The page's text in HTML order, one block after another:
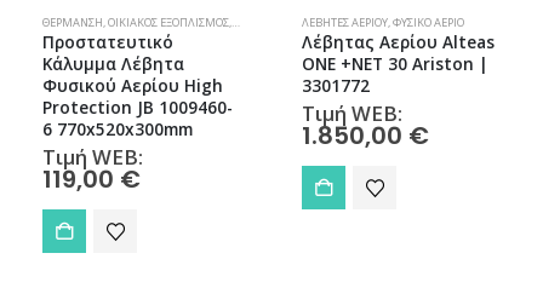
ΘΈΡΜΑΝΣΗ,ΟΙΚΙΑΚΌΣ ΕΞΟΠΛΙΣΜΌΣ, ΠΡΟΣΤΑΤΕΥΤΙΚΆ ΜΟΝΆΔΩΝ,ΣΠΊΤΙ,ΣΠΊΤΙ & ΚΉΠΟΣ
Προστατευτικό
Κάλυμμα Λέβητα
Φυσικού Αερίου High
Protection JB 1009460-
6 770x520x300mm
Τιμή WEB:
119,00 €
ΛΈΒΗΤΕΣ ΑΕΡΊΟΥ,ΦΥΣΙΚΌ ΑΈΡΙΟ
Λέβητας Αερίου Alteas
ONE +NET 30 Ariston |
3301772
Τιμή WEB:
1.850,00 €